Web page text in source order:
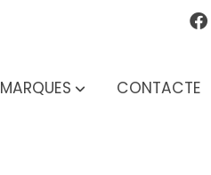
MARQUES CONTACTE